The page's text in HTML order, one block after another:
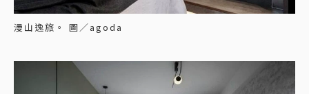
漫山逸旅。 圖／agoda